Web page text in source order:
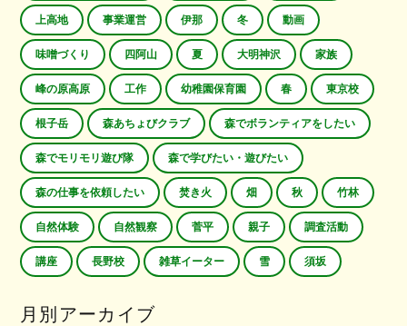
上高地 事業運営 伊那 冬 動画
味噌づくり 四阿山 夏 大明神沢 家族
峰の原高原 工作 幼稚園保育園 春 東京校
根子岳 森あちょびクラブ 森でボランティアをしたい
森でモリモリ遊び隊 森で学びたい・遊びたい
森の仕事を依頼したい 焚き火 畑 秋 竹林
自然体験 自然観察 菅平 親子 調査活動
講座 長野校 雑草イーター 雪 須坂
月別アーカイブ